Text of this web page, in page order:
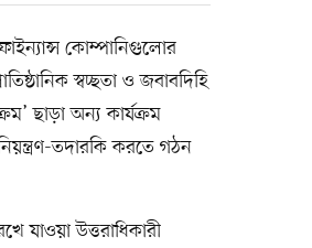
কোম্পানিগুলোর
স্বচ্ছতা ও জবাবদিহি
ছাড়া অন্য কার্যক্রম
তদারকি করতে গঠন
যাওয়া উত্তরাধিকারী